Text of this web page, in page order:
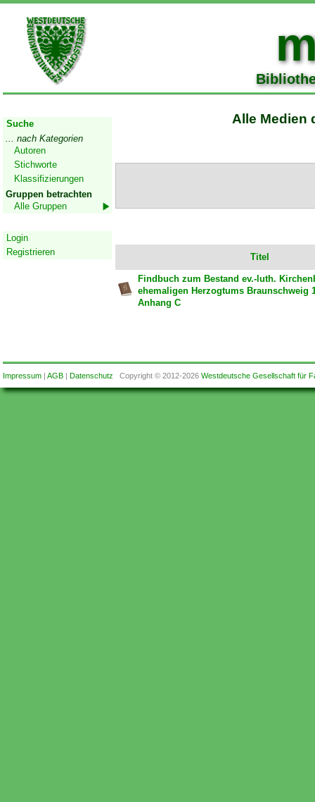
Suche
... nach Kategorien
Autoren
Stichworte
Klassifizierungen
Gruppen betrachten
Alle Gruppen
Login
Registrieren
Alle Medien
Titel
Findbuch zum Bestand ev.-luth.
ehemaligen Herzogtums Braunschweig
Anhang C
Impressum| AGB| Datenschutz Copyright © 2012-2026 Westdeutsche Gesellschaft für